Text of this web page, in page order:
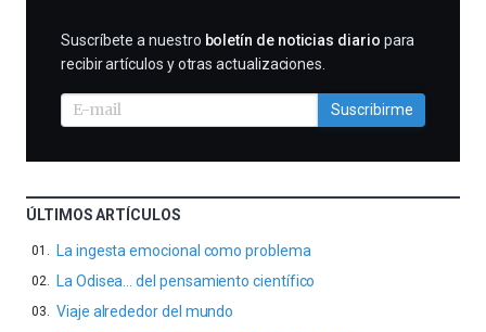
SUSCRIBIRME
Suscríbete a nuestro boletín de noticias diario para
recibir artículos y otras actualizaciones.
Suscribirme
ÚLTIMOS ARTÍCULOS
La ingesta emocional como problema
La Odisea… del pensamiento científico
Viaje alrededor del mundo